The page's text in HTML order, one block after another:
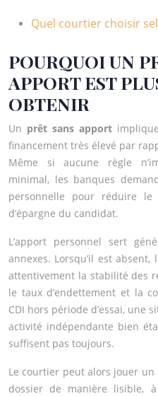
Quel courtier choisir
POURQUOI UN
APPORT EST
OBTENIR
Un prêt sans apport
financement très élevé par
Même si aucune règle
minimal, les banques
personnelle pour réduire
d’épargne du candidat.
L’apport personnel sert
annexes. Lorsqu’il est
attentivement la stabilité des
le taux d’endettement et la
CDI hors période d’essai, une
activité indépendante bien
suffisent pas toujours.
Le courtier peut alors jouer
dossier de manière lisible,